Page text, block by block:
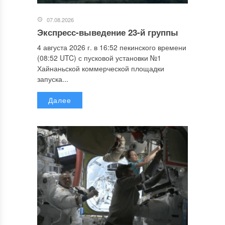
07.08.2026
Экспресс-выведение 23-й группы
4 августа 2026 г. в 16:52 пекинского времени
(08:52 UTC) с пусковой установки №1
Хайнаньской коммерческой площадки
запуска...
Далее